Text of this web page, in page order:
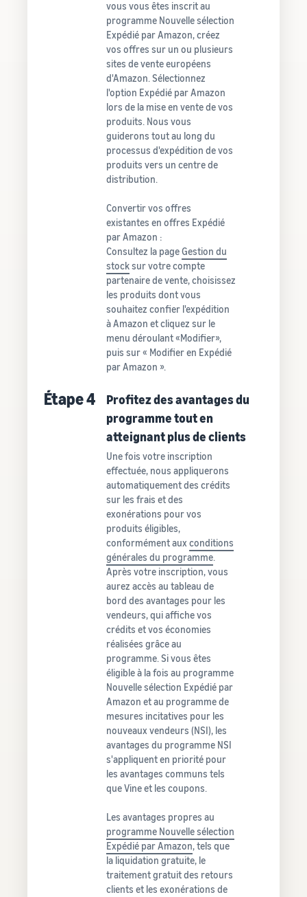
vous vous êtes inscrit au
programme Nouvelle sélection
Expédié par Amazon, créez
vos offres sur un ou plusieurs
sites de vente européens
d'Amazon. Sélectionnez
l'option Expédié par Amazon
lors de la mise en vente de vos
produits. Nous vous
guiderons tout au long du
processus d'expédition de vos
produits vers un centre de
distribution.
Convertir vos offres
existantes en offres Expédié
par Amazon :
Consultez la pageGestion du
stocksur votre compte
partenaire de vente, choisissez
les produits dont vous
souhaitez confier l'expédition
à Amazon et cliquez sur le
menu déroulant «Modifier»,
puis sur « Modifier en Expédié
par Amazon ».
Étape 4
Profitez des avantages du
programme tout en
atteignant plus de clients
Une fois votre inscription
effectuée, nous appliquerons
automatiquement des crédits
sur les frais et des
exonérations pour vos
produits éligibles,
conformément aux conditions
générales du programme.
Après votre inscription, vous
aurez accès au tableau de
bord des avantages pour les
vendeurs, qui affiche vos
crédits et vos économies
réalisées grâce au
programme. Si vous êtes
éligible à la fois au programme
Nouvelle sélection Expédié par
Amazon et au programme de
mesures incitatives pour les
nouveaux vendeurs (NSI), les
avantages du programme NSI
s'appliquent en priorité pour
les avantages communs tels
que Vine et les coupons.
Les avantages propres au
programme Nouvelle sélection
Expédié par Amazon, tels que
la liquidation gratuite, le
traitement gratuit des retours
clients et les exonérations de